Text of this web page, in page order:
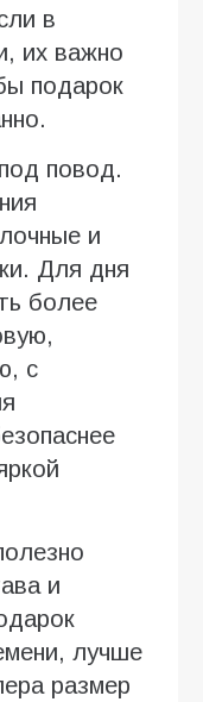
в
их важно
подарок
повод.
и
Для дня
более
с
и
лучше
размер